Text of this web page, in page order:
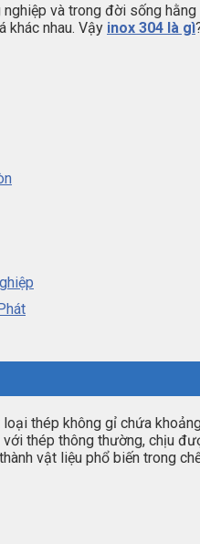
và trong đời sống
khác nhau. Vậy inox 304 là gì
thép không gỉ chứa
thép thông thường, chịu
vật liệu phổ biến trong